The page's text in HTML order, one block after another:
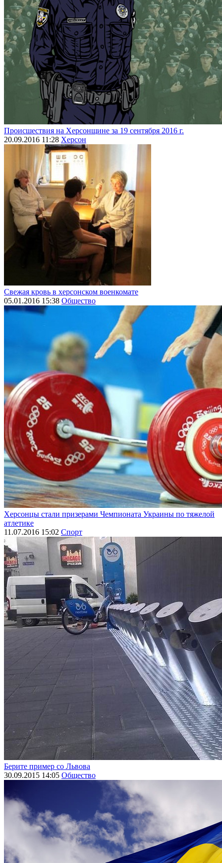
Происшествия на Херсонщине за 19 сентября 2016 г.
20.09.2016 11:28 Херсон
Свежая кровь в херсонском военкомате
05.01.2016 15:38 Общество
Херсонцы стали призерами Чемпионата Украины по тяжелой
атлетике
11.07.2016 15:02 Спорт
Берите пример со Львова
30.09.2015 14:05 Общество